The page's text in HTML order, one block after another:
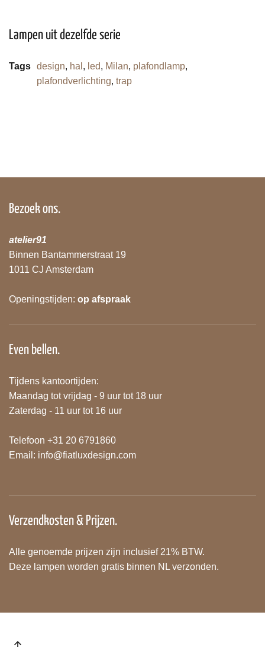
Lampen uit dezelfde serie
Tags design, hal , led, Milan, plafondlamp,
plafondverlichting, trap
Bezoek ons.
atelier91
Binnen Bantammerstraat 19
1011 CJ Amsterdam
Openingstijden: op afspraak
Even bellen.
Tijdens kantoortijden:
Maandag tot vrijdag - 9 uur tot 18 uur
Zaterdag - 11 uur tot 16 uur
Telefoon +31 20 6791860
Email: info@fiatluxdesign.com
Verzendkosten & Prijzen.
Alle genoemde prijzen zijn inclusief 21% BTW.
Deze lampen worden gratis binnen NL verzonden.